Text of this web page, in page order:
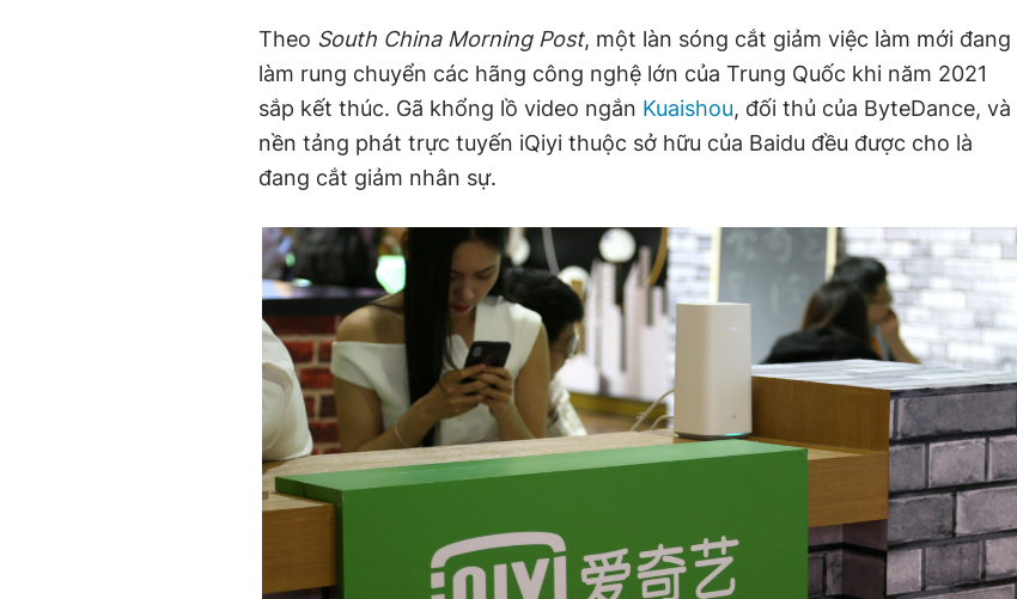
Theo South China Morning Post, một làn sóng cắt giảm việc làm mới đang
làm rung chuyển các hãng công nghệ lớn của Trung Quốc khi năm 2021
sắp kết thúc. Gã khổng lồ video ngắn Kuaishou, đối thủ của ByteDance, và
nền tảng phát trực tuyến iQiyi thuộc sở hữu của Baidu đều được cho là
đang cắt giảm nhân sự.